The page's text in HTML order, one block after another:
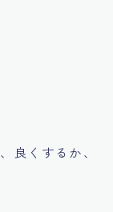
良くするか、